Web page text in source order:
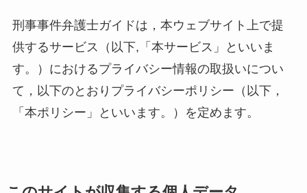
刑事事件弁護士ガイドは，本ウェブサイト上で提
供するサービス（以下,「本サービス」といいま
す。）におけるプライバシー情報の取扱いについ
て，以下のとおりプライバシーポリシー（以下，
「本ポリシー」といいます。）を定めます。